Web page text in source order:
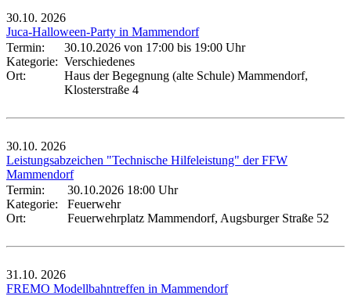
30.10. 2026
Juca-Halloween-Party in Mammendorf
Termin:
30.10.2026 von 17:00 bis 19:00 Uhr
Kategorie: Verschiedenes
Ort:
Haus der Begegnung (alte Schule) Mammendorf,
Klosterstraße 4
30.10. 2026
Leistungsabzeichen "Technische Hilfeleistung" der FFW
Mammendorf
Termin:
30.10.2026 18:00 Uhr
Kategorie:
Feuerwehr
Ort:
Feuerwehrplatz Mammendorf, Augsburger Straße 52
31.10. 2026
FREMO Modellbahntreffen in Mammendorf